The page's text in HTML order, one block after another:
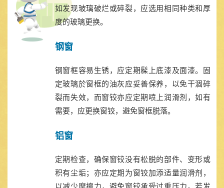
如发现玻璃破烂或碎裂，应选用相同种类和厚
度的玻璃更换。
钢窗
钢窗框容易生锈，应定期髹上底漆及面漆。固
定玻璃於窗框的油灰应妥善保养，以免干涸碎
裂而失效，而窗铰亦应定期喷上润滑剂，如有
需要，应更换窗铰，避免窗框脱落。
铝窗
定期检查，确保窗铰没有松脱的部件、变形或
积有尘垢；亦应定期为窗铰加添适量润滑剂，